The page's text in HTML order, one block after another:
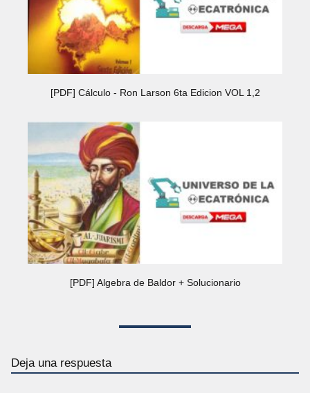
[PDF] Cálculo - Ron Larson 6ta Edicion VOL 1,2
[PDF] Algebra de Baldor + Solucionario
Deja una respuesta